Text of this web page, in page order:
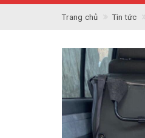
Trang chủ Tin tức